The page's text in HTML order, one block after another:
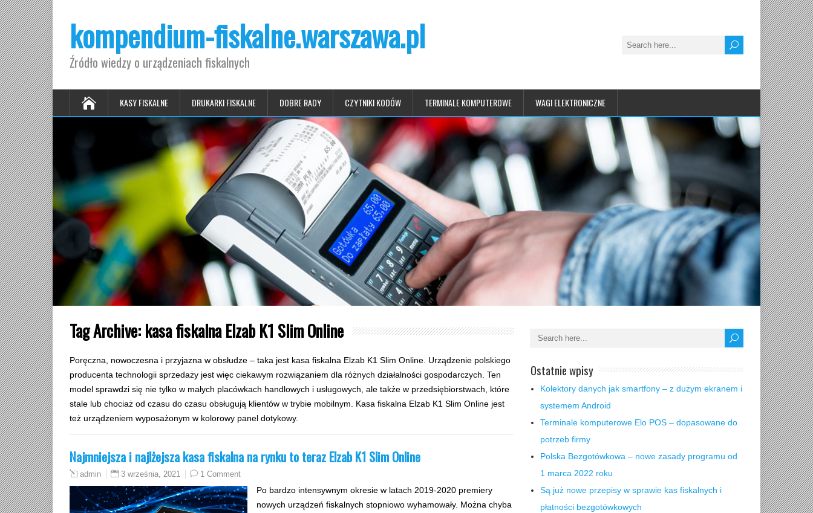
kompendium-fiskalne.warszawa.pl
Źródło wiedzy o urządzeniach fiskalnych
KASY FISKALNE DRUKARKI FISKALNE DOBRE RADY CZYTNIKI KODÓW TERMINALE KOMPUTEROWE WAGI ELEKTRONICZNE
Tag Archive: kasa fiskalna Elzab K1 Slim Online
Poręczna, nowoczesna i przyjazna w obsłudze – taka jest kasa fiskalna Elzab K1 Slim Online. Urządzenie polskiego
producenta technologii sprzedaży jest więc ciekawym rozwiązaniem dla różnych działalności gospodarczych. Ten
model sprawdzi się nie tylko w małych placówkach handlowych i usługowych, ale także w przedsiębiorstwach, które
stale lub chociaż od czasu do czasu obsługują klientów w trybie mobilnym. Kasa fiskalna Elzab K1 Slim Online jest
też urządzeniem wyposażonym w kolorowy panel dotykowy.
Najmniejsza i najlżejsza kasa fiskalna na rynku to teraz Elzab K1 Slim Online
admin 3 września, 2021 1 Comment
Po bardzo intensywnym okresie w latach 2019-2020 premiery
nowych urządzeń fiskalnych stopniowo wyhamowały. Można chyba
Ostatnie wpisy
Kolektory danych jak smartfony – z dużym ekranem i
systemem Android
Terminale komputerowe Elo POS – dopasowane do
potrzeb firmy
Polska Bezgotówkowa – nowe zasady programu od
1 marca 2022 roku
Są już nowe przepisy w sprawie kas fiskalnych i
płatności bezgotówkowych